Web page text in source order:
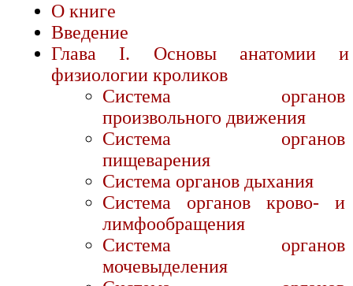
О книге
Введение
Глава I. Основы анатомии и
физиологии кроликов
Система органов
произвольного движения
Система органов
пищеварения
Система органов дыхания
Система органов крово- и
лимфообращения
Система органов
мочевыделения